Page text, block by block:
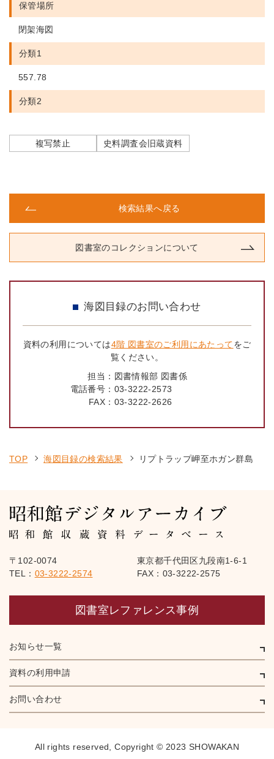
保管場所
閉架海図
分類1
557.78
分類2
複写禁止 史料調査会旧蔵資料
検索結果へ戻る
図書室のコレクションについて
海図目録のお問い合わせ
資料の利用については4階 図書室のご利用にあたってをご
覧ください。
担当： 図書情報部 図書係
電話番号： 03-3222-2573
FAX： 03-3222-2626
TOP 海図目録の検索結果 リプトラップ岬至ホガン群島
〒102-0074
東京都千代田区九段南1-6-1
TEL： 03-3222-2574 FAX：03-3222-2575
図書室レファレンス事例
お知らせ一覧
資料の利用申請
お問い合わせ
All rights reserved,Copyright © 2023 SHOWAKAN